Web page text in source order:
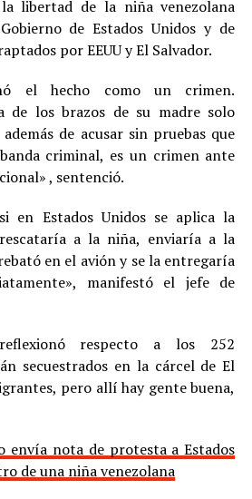
libertad de la niña venezolana
de Estados Unidos y de
por EEUU y El Salvador.
el hecho como un crimen.
de los brazos de su madre solo
de acusar sin pruebas que
criminal, es un crimen ante
, sentenció.
en Estados Unidos se aplica la
a la niña, enviaría a la
en el avión y se la entregaría
manifestó el jefe de
respecto a los 252
secuestrados en la cárcel de El
pero allí hay gente buena,
envía nota de protesta a Estados
de una niña venezolana